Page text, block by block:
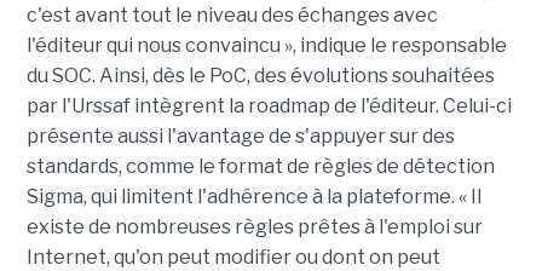
c'est avant tout le niveau des échanges avec
l'éditeur qui nous convaincu », indique le responsable
du SOC. Ainsi, dès le PoC, des évolutions souhaitées
par l'Urssaf intègrent la roadmap de l'éditeur. Celui-ci
présente aussi l'avantage de s'appuyer sur des
standards, comme le format de règles de détection
Sigma, qui limitent l'adhérence à la plateforme. « Il
existe de nombreuses règles prêtes à l'emploi sur
Internet, qu'on peut modifier ou dont on peut